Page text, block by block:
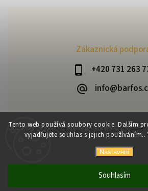
Tento web používá soubory cookie. Dalším
vyjadřujete souhlas s jejich používáním..
Nastavení
Souhlasím
Zákaznická
+420 731 263
Copyright 2026Barfoš. Všechna
VytvořilShoptet| Design